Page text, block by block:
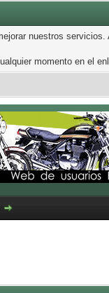
nuestros
momento en el